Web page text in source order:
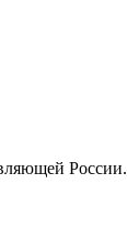
России.